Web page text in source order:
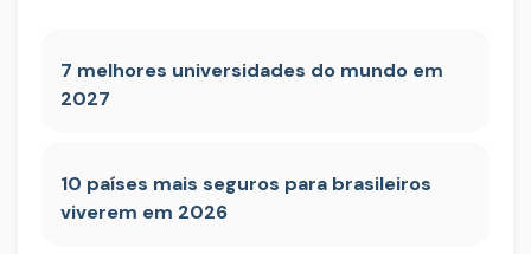
7 melhores universidades do mundo em
2027
10 países mais seguros para brasileiros
viverem em 2026